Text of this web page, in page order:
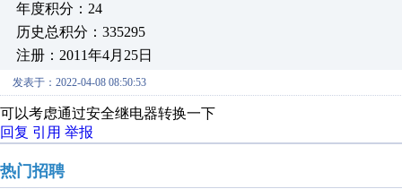
年度积分：24
历史总积分：335295
注册：2011年4月25日
发表于：2022-04-08 08:50:53
可以考虑通过安全继电器转换一下
回复 引用 举报
热门招聘